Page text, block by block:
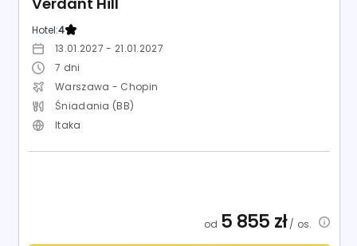
Hotel:4
13.01.2027 - 21.01.2027
7 dni
Warszawa - Chopin
Śniadania (BB)
Itaka
od 5 855 zł/ os.